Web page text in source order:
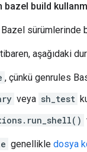
bazel build
sürümlerinde
aşağıdaki
, çünkü genrules
veya sh_test
genellikle dosya